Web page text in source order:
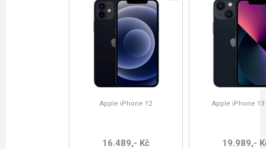
Apple iPhone 12
16.489,- Kč
Apple iPhone
19.989,-